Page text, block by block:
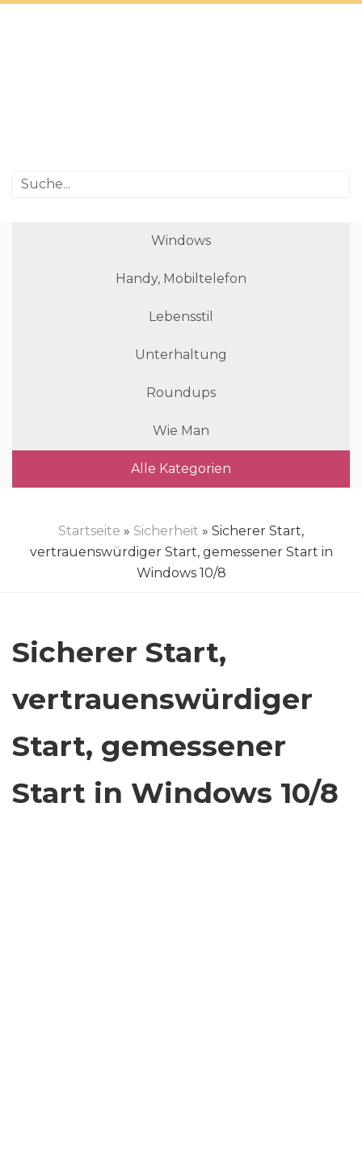
Windows
Handy, Mobiltelefon
Lebensstil
Unterhaltung
Roundups
Wie Man
Alle Kategorien
Startseite » Sicherheit » Sicherer Start,
vertrauenswürdiger Start, gemessener Start in
Windows 10/8
Sicherer Start,
vertrauenswürdiger
Start, gemessener
Start in Windows 10/8